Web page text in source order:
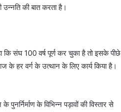
की बात करता है।
कि संघ 100 वर्ष पूर्ण कर चुका है तो इसके पीछे
के हर वर्ग के उत्थान के लिए कार्य किया है।
के विभिन्न पड़ावों की विस्तार से